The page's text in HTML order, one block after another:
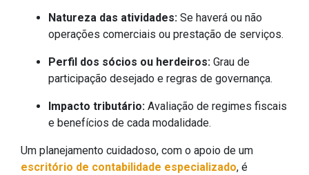
Natureza das atividades: Se haverá ou não
operações comerciais ou prestação de serviços.
Perfil dos sócios ou herdeiros: Grau de
participação desejado e regras de governança.
Impacto tributário: Avaliação de regimes fiscais
e benefícios de cada modalidade.
Um planejamento cuidadoso, com o apoio de um
escritório de contabilidade especializado, é